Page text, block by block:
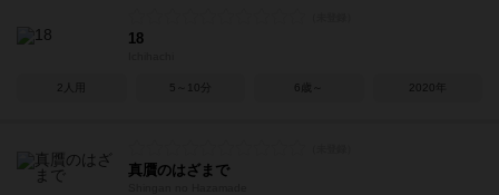
18
2人用 5～10分 6歳～ 2020年
真贋のはざまで